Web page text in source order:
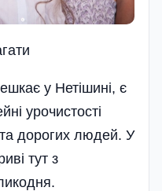
у Нетішині, є
урочистості
та дорогих людей. У
тут з